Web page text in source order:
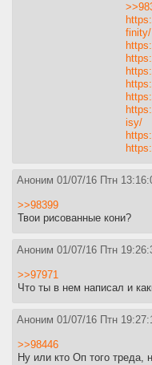
finity/
isy/
Аноним 01/07/16 Птн
>>98399
Твои рисованные кони?
Аноним 01/07/16 Птн
>>97971
Что ты в нем написал и
Аноним 01/07/16 Птн
>>98446
Ну или кто Оп того треда,